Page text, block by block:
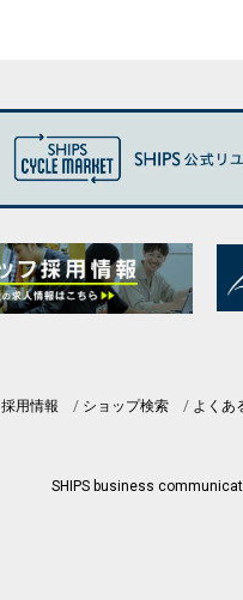
採用情報 ショップ検索 よくあ
SHIPS business